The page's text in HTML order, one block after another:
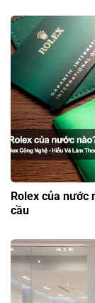
Rolex của nước
cầu